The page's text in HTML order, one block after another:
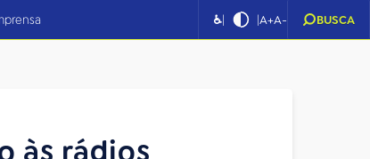
♿| |A+A- BUSCA